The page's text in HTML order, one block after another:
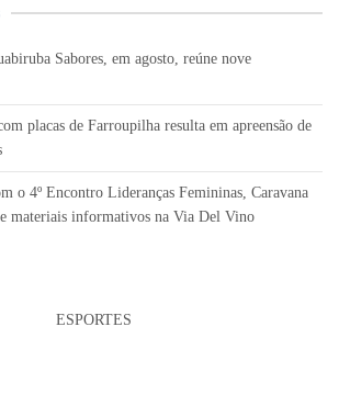
Sabores, em agosto, reúne nove
placas de Farroupilha resulta em apreensão de
o 4º Encontro Lideranças Femininas, Caravana
materiais informativos na Via Del Vino
ESPORTES